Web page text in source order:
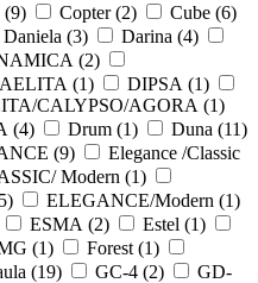
(9) Copter (2) Cube (6)
Daniela (3) Darina (4)
(2)
(1) DIPSA (1)
CALYPSO/AGORA (1)
(4) Drum (1) Duna (11)
(9)
Elegance /Classic
Modern (1)
5) ELEGANCE/Modern (1)
ESMA (2) Estel (1)
(1) Forest (1)
(19) GC-4 (2)
GD-